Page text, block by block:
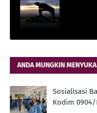
ANDA MUNGKIN
Sosialisasi
Kodim